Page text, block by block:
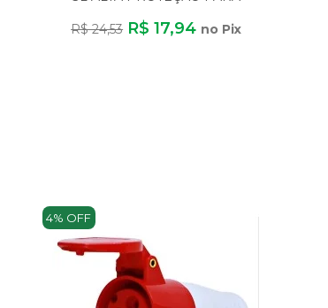
R$ 24,53 R$ 17,94 no Pix
4% OFF